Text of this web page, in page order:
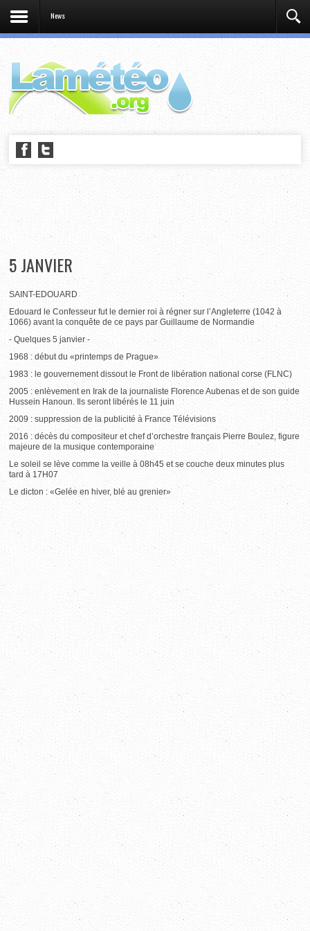
News
5 JANVIER
SAINT-EDOUARD
Edouard le Confesseur fut le dernier roi à régner sur l’Angleterre (1042 à
1066) avant la conquête de ce pays par Guillaume de Normandie
- Quelques 5 janvier -
1968 : début du «printemps de Prague»
1983 : le gouvernement dissout le Front de libération national corse (FLNC)
2005 : enlèvement en Irak de la journaliste Florence Aubenas et de son guide
Hussein Hanoun. Ils seront libérés le 11 juin
2009 : suppression de la publicité à France Télévisions
2016 : décès du compositeur et chef d’orchestre français Pierre Boulez, figure
majeure de la musique contemporaine
Le soleil se lève comme la veille à 08h45 et se couche deux minutes plus
tard à 17H07
Le dicton : «Gelée en hiver, blé au grenier»